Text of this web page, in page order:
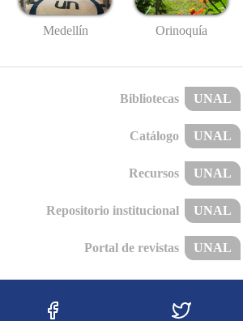
Medellín Orinoquía
Bibliotecas UNAL
Catálogo UNAL
Recursos UNAL
Repositorio institucional UNAL
Portal de revistas UNAL